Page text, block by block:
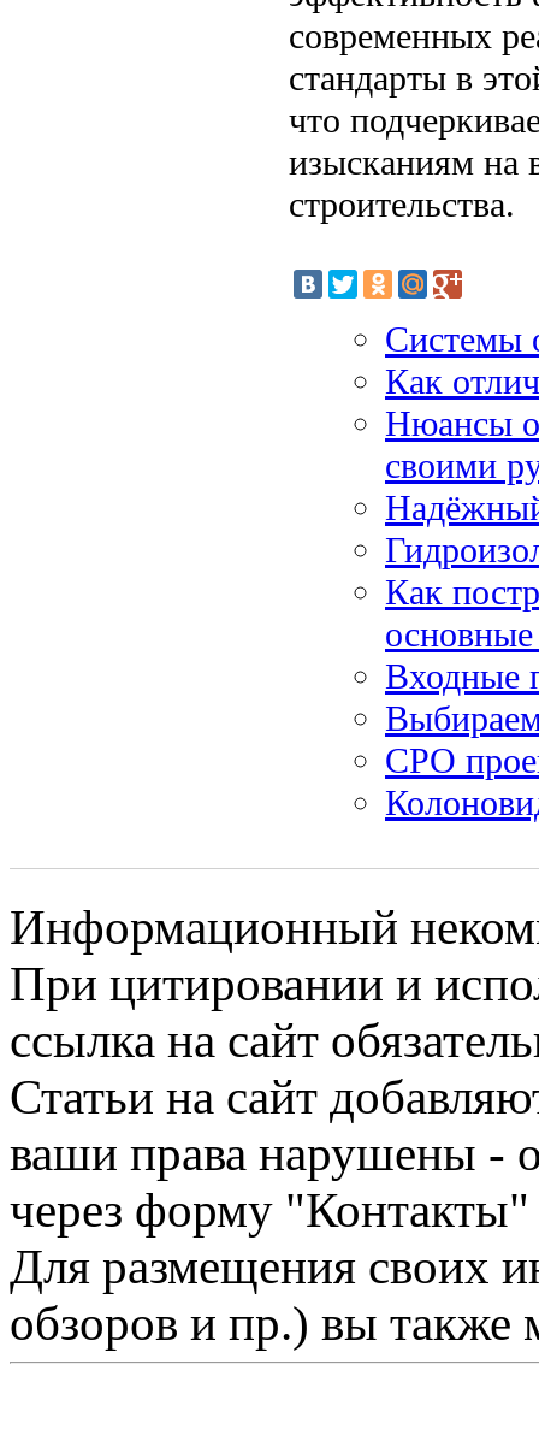
современных
стандарты в
что
изысканиям на
строительства.
Системы
Как
Нюансы
своими
Как
Входные
СРО
Информационный
При цитировании и
ссылка на сайт
Статьи на сайт
ваши права нарушены -
через форму "Контакты"
Для размещения своих
обзоров и пр.) вы также